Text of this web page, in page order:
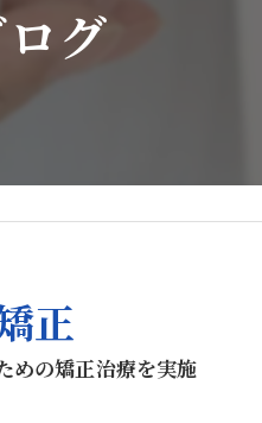
グ
正
めの矯正治療を実施